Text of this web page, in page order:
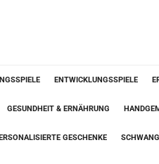
ENTWICKLUNGSSPIELE
GESUNDHEIT & ERNÄHRUNG
GESCHENKE